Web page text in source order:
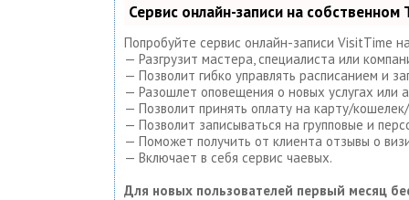
Сервис онлайн-записи на
Попробуйте сервис онлайн-записи VisitTime
— Разгрузит мастера, специалиста или
— Позволит гибко управлять расписанием и
— Разошлет оповещения о новых услугах или
— Позволит принять оплату на карту/
— Позволит записываться на групповые и
— Поможет получить от клиента отзывы о
— Включает в себя сервис чаевых.
Для новых пользователей первый месяц